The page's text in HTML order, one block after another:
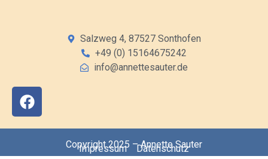
Salzweg 4, 87527 Sonthofen
+49 (0) 15164675242
info@annettesauter.de
Copyright 2025 – Annette Sauter
Impressum Datenschutz